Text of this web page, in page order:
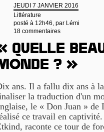
JEUDI 7 JANVIER 2016
Littérature
posté à 12h46, par Lémi
18 commentaires
Quelle
? »
ans. Il a fallu dix ans à
la traduction d'un
le « Don Juan »
ce travail en
raconte ce tour de